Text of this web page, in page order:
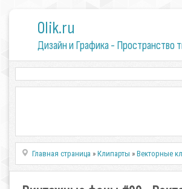
0lik.ru
Дизайн и Графика - Пространство
Главная страница »Клипарты »Векторные